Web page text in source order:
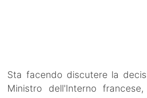
Sta facendo discutere la
Ministro dell'Interno